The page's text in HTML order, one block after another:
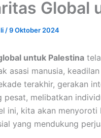
Global
/9 Oktober 2024
untuk Palestina
asasi manusia,
terakhir, gerakan
pesat, melibatkan
ini, kita akan menyoroti
yang mendukung